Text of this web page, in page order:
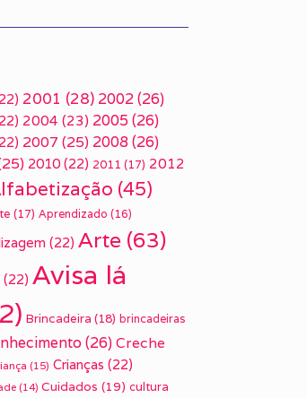
2001 (28) 2002(26)
2004 (23) 2005 (26)
2007 (25) 2008(26)
2010 (22) 2011 (17) 2012
(45)
(17) Aprendizado (16)
(22) Arte (63)
(22) Avisa lá
Brincadeira (18) brincadeiras
(26) Creche
(15) Crianças (22)
(14) Cuidados (19) cultura